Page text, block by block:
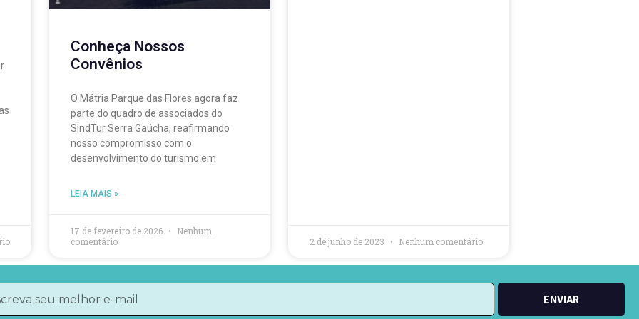
Conheça Nossos
Convênios
O Mátria Parque das Flores agora faz
parte do quadro de associados do
SindTur Serra Gaúcha, reafirmando
nosso compromisso com o
desenvolvimento do turismo em
LEIA MAIS »
17 de fevereiro de 2026
Nenhum
comentário
2 de junho de 2023 Nenhum comentário
ENVIAR